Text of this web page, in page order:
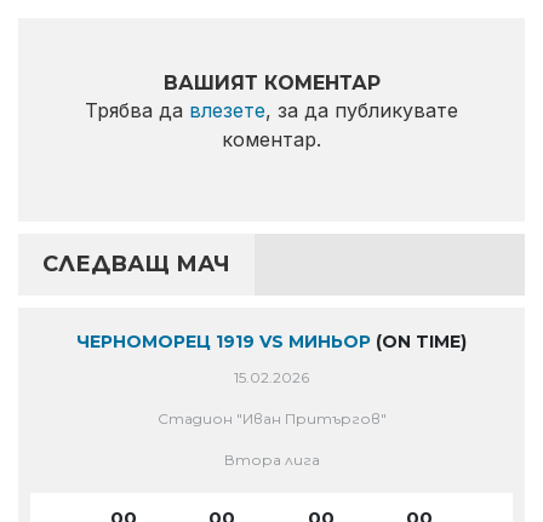
ВАШИЯТ КОМЕНТАР
Трябва да влезете, за да публикувате
коментар.
СЛЕДВАЩ МАЧ
ЧЕРНОМОРЕЦ 1919 VS МИНЬОР (ON TIME)
15.02.2026
Стадион "Иван Притъргов"
Втора лига